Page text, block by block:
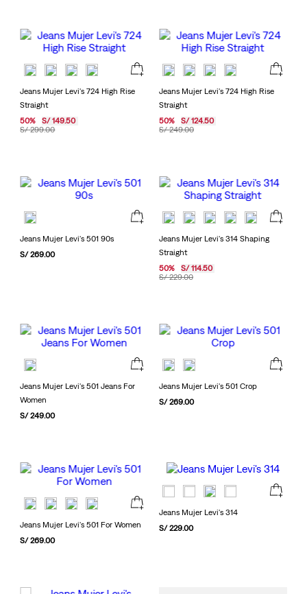
Jeans Mujer Levi's 724 High Rise
Straight
S/ 299.00
50% S/ 149.50
Jeans Mujer Levi's 724 High Rise
Straight
S/ 249.00
50% S/ 124.50
Jeans Mujer Levi's 501 90s
S/ 269.00
Jeans Mujer Levi's 314 Shaping
Straight
S/ 229.00
50% S/ 114.50
Jeans Mujer Levi's 501 Jeans For
Women
S/ 249.00
Jeans Mujer Levi's 501 Crop
S/ 269.00
Jeans Mujer Levi's 501 For Women
S/ 269.00
Jeans Mujer Levi's 314
S/ 229.00